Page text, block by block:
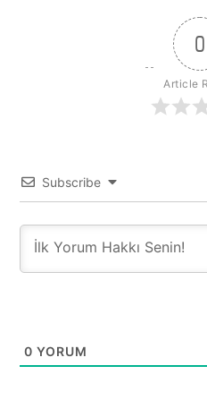
0
Article
Subscribe
0 YORUM